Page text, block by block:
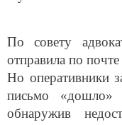
отправила по
Но оперативники
письмо «дошло»
обнаружив